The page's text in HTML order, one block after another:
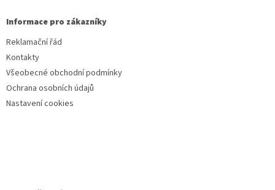
Informace pro zákazníky
Reklamační řád
Kontakty
Všeobecné obchodní podmínky
Ochrana osobních údajů
Nastavení cookies